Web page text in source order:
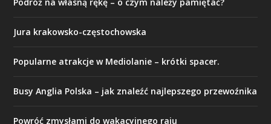
Jura krakowsko-częstochowska
Popularne atrakcje w Mediolanie – krótki spacer.
Busy Anglia Polska – jak znaleźć najlepszego przewoźnika
Powróć zmysłami do wakacyjnego raju